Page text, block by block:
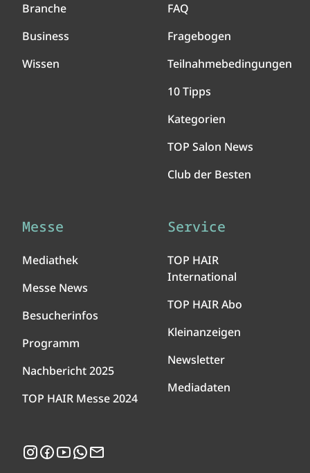
Branche
Business
Wissen
FAQ
Fragebogen
Teilnahmebedingungen
10 Tipps
Kategorien
TOP Salon News
Club der Besten
Messe
Mediathek
Messe News
Besucherinfos
Programm
Nachbericht 2025
TOP HAIR Messe 2024
Service
TOP HAIR
International
TOP HAIR Abo
Kleinanzeigen
Newsletter
Mediadaten
Instagram
Facebook
YouTubeWhatsApp